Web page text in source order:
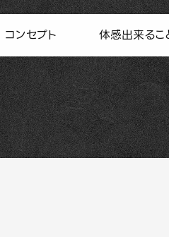
コンセプト 体感出来るこ